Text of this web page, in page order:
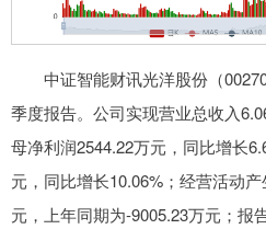
中证智能财讯光洋股份（
季度报告。公司实现营业总收入
母净利润2544.22万元，同比增长
元，同比增长10.06%；经营活动
元，上年同期为-9005.23万元；报